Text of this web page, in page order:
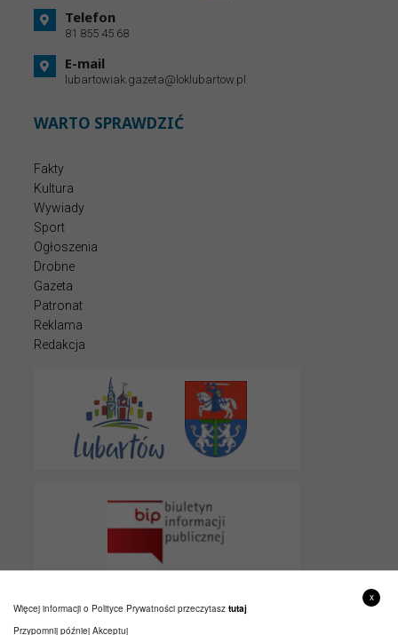
Telefon
81 855 45 68
E-mail
lubartowiak.gazeta@loklubartow.pl
WARTO SPRAWDZIĆ
Fakty
Kultura
Wywiady
Sport
Ogłoszenia
Drobne
Gazeta
Patronat
Reklama
Redakcja
x
Więcej informacji o Polityce Prywatności przeczytasz tutaj
Przypomnij później Akceptuj